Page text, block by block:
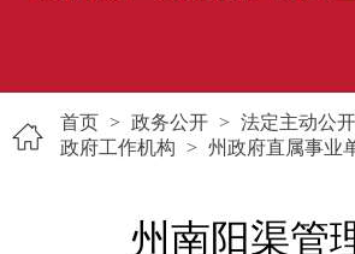
首页 > 政务公开 > 法定主动公
政府工作机构 > 州政府直属事业
州南阳渠管